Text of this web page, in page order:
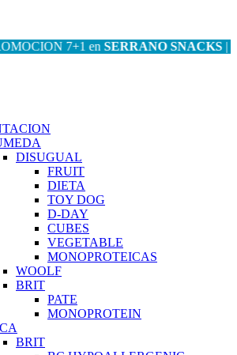
7+1 enSERRANO SNACKS|
DISUGUAL
FRUIT
DIETA
TOY DOG
D-DAY
CUBES
VEGETABLE
MONOPROTEICAS
WOOLF
BRIT
PATE
MONOPROTEIN
BRIT